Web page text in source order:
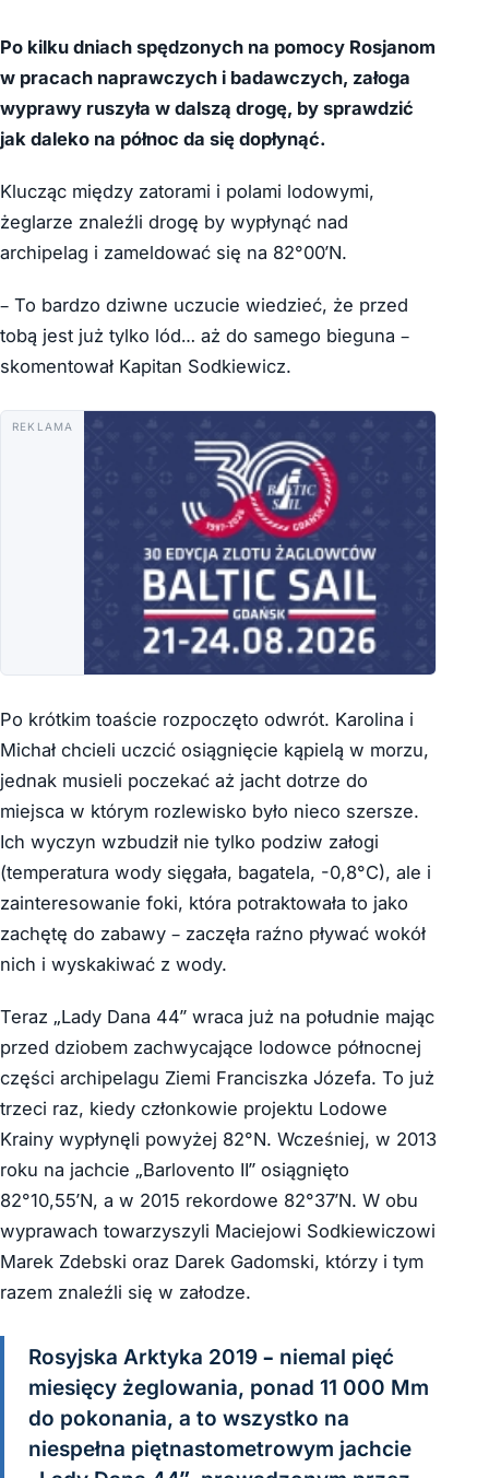
Po kilku dniach spędzonych na pomocy Rosjanom
w pracach naprawczych i badawczych, załoga
wyprawy ruszyła w dalszą drogę, by sprawdzić
jak daleko na północ da się dopłynąć.
Klucząc między zatorami i polami lodowymi,
żeglarze znaleźli drogę by wypłynąć nad
archipelag i zameldować się na 82°00’N.
– To bardzo dziwne uczucie wiedzieć, że przed
tobą jest już tylko lód… aż do samego bieguna –
skomentował Kapitan Sodkiewicz.
REKLAMA
Po krótkim toaście rozpoczęto odwrót. Karolina i
Michał chcieli uczcić osiągnięcie kąpielą w morzu,
jednak musieli poczekać aż jacht dotrze do
miejsca w którym rozlewisko było nieco szersze.
Ich wyczyn wzbudził nie tylko podziw załogi
(temperatura wody sięgała, bagatela, -0,8°C), ale i
zainteresowanie foki, która potraktowała to jako
zachętę do zabawy – zaczęła raźno pływać wokół
nich i wyskakiwać z wody.
Teraz „Lady Dana 44” wraca już na południe mając
przed dziobem zachwycające lodowce północnej
części archipelagu Ziemi Franciszka Józefa. To już
trzeci raz, kiedy członkowie projektu Lodowe
Krainy wypłynęli powyżej 82°N. Wcześniej, w 2013
roku na jachcie „Barlovento II” osiągnięto
82°10,55’N, a w 2015 rekordowe 82°37’N. W obu
wyprawach towarzyszyli Maciejowi Sodkiewiczowi
Marek Zdebski oraz Darek Gadomski, którzy i tym
razem znaleźli się w załodze.
Rosyjska Arktyka 2019 – niemal pięć
miesięcy żeglowania, ponad 11 000 Mm
do pokonania, a to wszystko na
niespełna piętnastometrowym jachcie